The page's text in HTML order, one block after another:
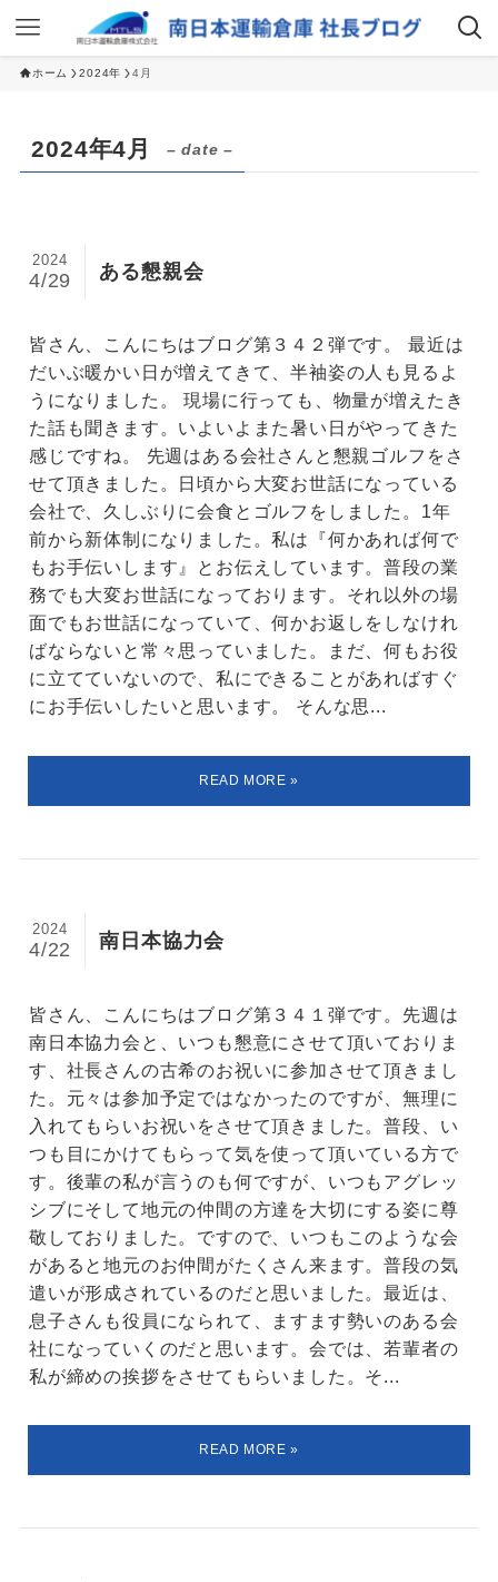
ホーム 2024年 4月
2024年4月 – date –
ある懇親会
2024
4/29
皆さん、こんにちはブログ第３４２弾です。 最近は
だいぶ暖かい日が増えてきて、半袖姿の人も見るよ
うになりました。 現場に行っても、物量が増えたき
た話も聞きます。いよいよまた暑い日がやってきた
感じですね。 先週はある会社さんと懇親ゴルフをさ
せて頂きました。日頃から大変お世話になっている
会社で、久しぶりに会食とゴルフをしました。1年
前から新体制になりました。私は『何かあれば何で
もお手伝いします』とお伝えしています。普段の業
務でも大変お世話になっております。それ以外の場
面でもお世話になっていて、何かお返しをしなけれ
ばならないと常々思っていました。まだ、何もお役
に立てていないので、私にできることがあればすぐ
にお手伝いしたいと思います。 そんな思...
南日本協力会
2024
4/22
皆さん、こんにちはブログ第３４１弾です。先週は
南日本協力会と、いつも懇意にさせて頂いておりま
す、社長さんの古希のお祝いに参加させて頂きまし
た。元々は参加予定ではなかったのですが、無理に
入れてもらいお祝いをさせて頂きました。普段、い
つも目にかけてもらって気を使って頂いている方で
す。後輩の私が言うのも何ですが、いつもアグレッ
シブにそして地元の仲間の方達を大切にする姿に尊
敬しておりました。ですので、いつもこのような会
があると地元のお仲間がたくさん来ます。普段の気
遣いが形成されているのだと思いました。最近は、
息子さんも役員になられて、ますます勢いのある会
社になっていくのだと思います。会では、若輩者の
私が締めの挨拶をさせてもらいました。そ...